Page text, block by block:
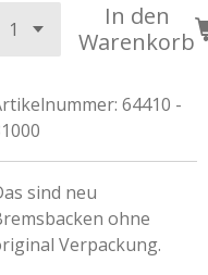
In den
Warenkorb
64410 -
sind neu
ohne
Verpackung.